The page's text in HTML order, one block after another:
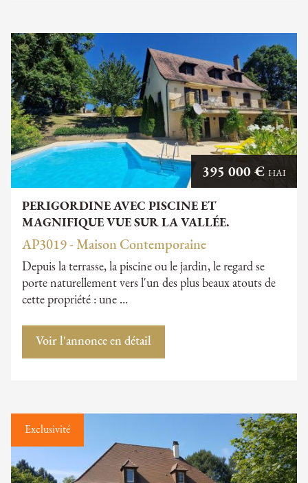
PERIGORDINE AVEC PISCINE ET
MAGNIFIQUE VUE SUR LA VALLÉE.
395 000 € HAI
AP3019 - Maison Contemporaine
Depuis la terrasse, la piscine ou le jardin, le regard se
porte naturellement vers l'un des plus beaux atouts de
cette propriété : une …
Voir l'annonce en détail
Exclusivité